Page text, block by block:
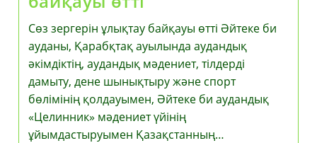
Сөз зергерін ұлықтау байқауы өтті Әйтеке би
ауданы, Қарабқтақ ауылында аудандық
әкімдіктің, аудандық мәдениет, тілдерді
дамыту, дене шынықтыру және спорт
бөлімінің қолдауымен, Әйтеке би аудандық
«Целинник» мәдениет үйінің
ұйымдастыруымен Қазақстанның…